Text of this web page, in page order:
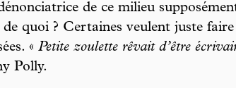
de ce milieu
quoi ? Certaines veulent juste
« Petite zoulette rêvait d’être
Polly.